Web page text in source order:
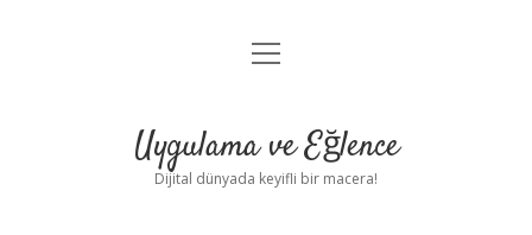
Anasayfa
Yasal Uyarı
menüyü
Uygulama ve Eğlence
Dijital dünyada keyifli bir macera!